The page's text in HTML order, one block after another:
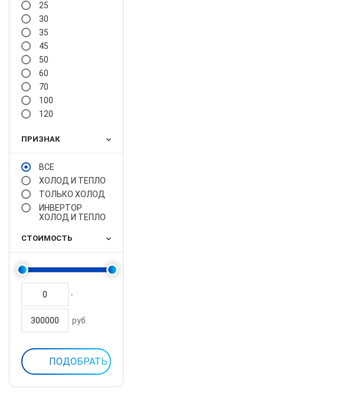
25
30
35
45
50
60
70
100
120
ПРИЗНАК
ВСЕ
ХОЛОД И ТЕПЛО
ТОЛЬКО ХОЛОД
ИНВЕРТОР
ХОЛОД И ТЕПЛО
СТОИМОСТЬ
-
руб.